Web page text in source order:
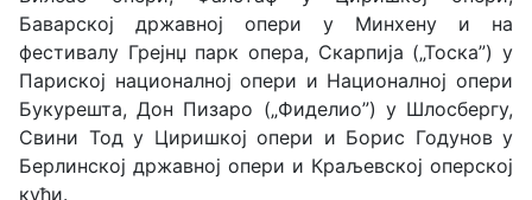
Баварској државној опери у Минхену и на
фестивалу Грејнџ парк опера, Скарпија („Тоска”) у
Париској националној опери и Националној опери
Букурешта, Дон Пизаро („Фиделио”) у Шлосбергу,
Свини Тод у Циришкој опери и Борис Годунов у
Берлинској државној опери и Краљевској оперској
кући.